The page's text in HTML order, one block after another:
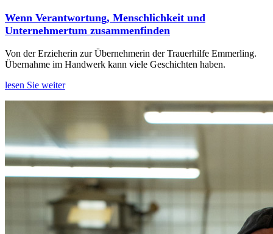
Wenn Verantwortung, Menschlichkeit und
Unternehmertum zusammenfinden
Von der Erzieherin zur Übernehmerin der Trauerhilfe Emmerling.
Übernahme im Handwerk kann viele Geschichten haben.
lesen Sie weiter